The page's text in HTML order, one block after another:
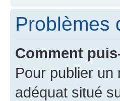
Problèmes
Comment
Pour publier un
adéquat situé